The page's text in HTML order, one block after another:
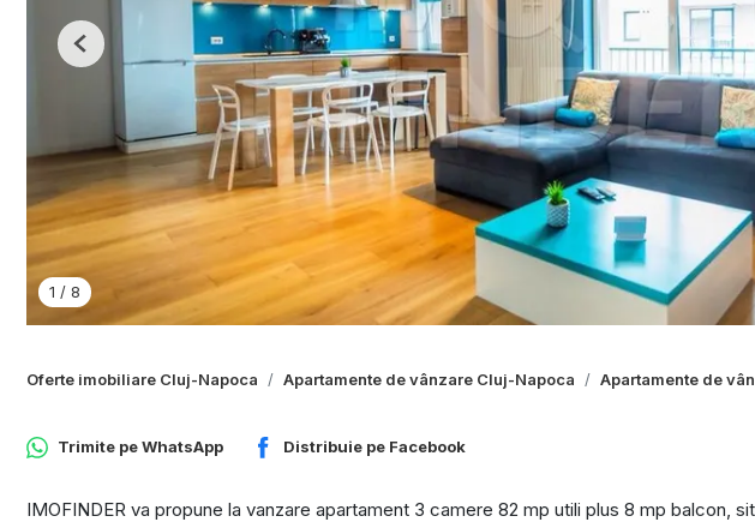
1 / 8
Previous
Oferte imobiliare Cluj-Napoca Apartamente de vânzare Cluj-Napoca Apartamente de
Trimite peWhatsApp Distribuie pe Facebook
IMOFINDER va propune la vanzare apartament 3 camere 82 mp utili plus 8 mp balcon,